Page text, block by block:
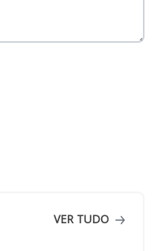
VER TUDO